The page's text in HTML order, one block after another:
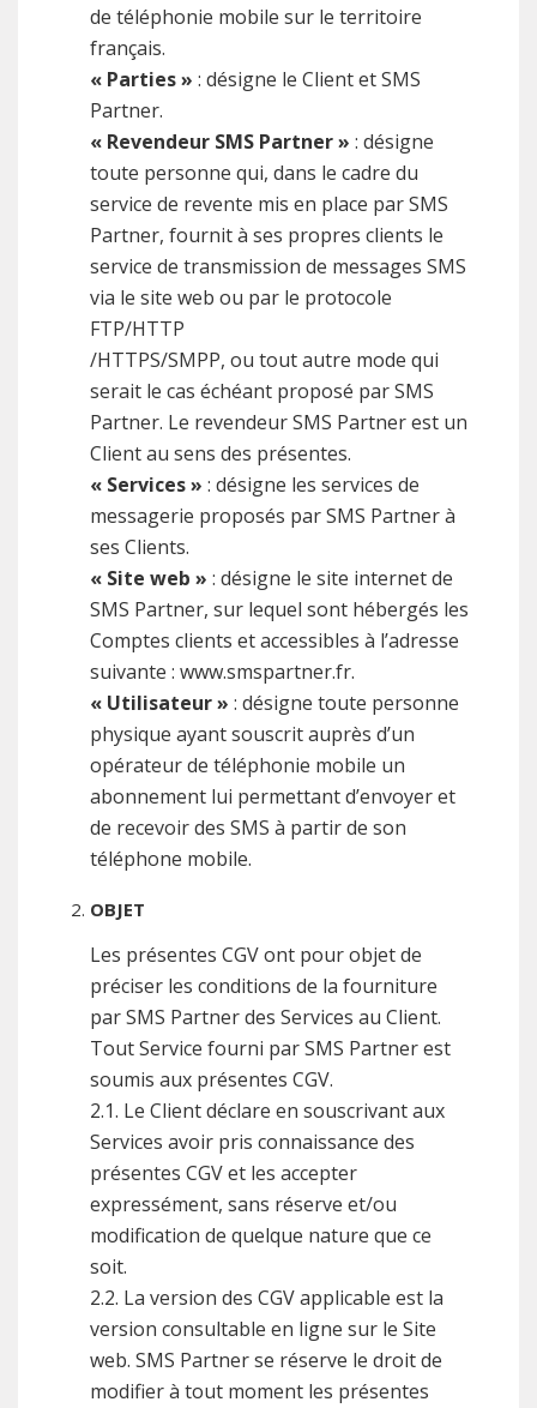
de téléphonie mobile sur le territoire
français.
« Parties » : désigne le Client et SMS
Partner.
« Revendeur SMS Partner » : désigne
toute personne qui, dans le cadre du
service de revente mis en place par SMS
Partner, fournit à ses propres clients le
service de transmission de messages SMS
via le site web ou par le protocole
FTP/HTTP
/HTTPS/SMPP, ou tout autre mode qui
serait le cas échéant proposé par SMS
Partner. Le revendeur SMS Partner est un
Client au sens des présentes.
« Services » : désigne les services de
messagerie proposés par SMS Partner à
ses Clients.
« Site web » : désigne le site internet de
SMS Partner, sur lequel sont hébergés les
Comptes clients et accessibles à l’adresse
suivante : www.smspartner.fr.
« Utilisateur » : désigne toute personne
physique ayant souscrit auprès d’un
opérateur de téléphonie mobile un
abonnement lui permettant d’envoyer et
de recevoir des SMS à partir de son
téléphone mobile.
OBJET
Les présentes CGV ont pour objet de
préciser les conditions de la fourniture
par SMS Partner des Services au Client.
Tout Service fourni par SMS Partner est
soumis aux présentes CGV.
2.1. Le Client déclare en souscrivant aux
Services avoir pris connaissance des
présentes CGV et les accepter
expressément, sans réserve et/ou
modification de quelque nature que ce
soit.
2.2. La version des CGV applicable est la
version consultable en ligne sur le Site
web. SMS Partner se réserve le droit de
modifier à tout moment les présentes